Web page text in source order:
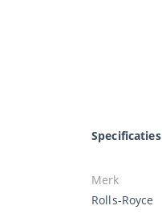
Specificaties
Merk
Rolls-Royce